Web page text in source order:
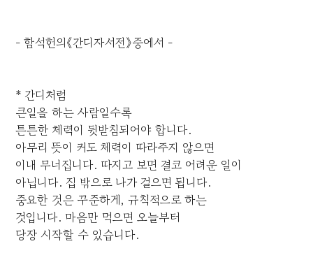
- 함석헌의《간디자서전》중에서 -
* 간디처럼
큰일을 하는 사람일수록
튼튼한 체력이 뒷받침되어야 합니다.
아무리 뜻이 커도 체력이 따라주지 않으면
이내 무너집니다. 따지고 보면 결코 어려운 일이
아닙니다. 집 밖으로 나가 걸으면 됩니다.
중요한 것은 꾸준하게, 규칙적으로 하는
것입니다. 마음만 먹으면 오늘부터
당장 시작할 수 있습니다.